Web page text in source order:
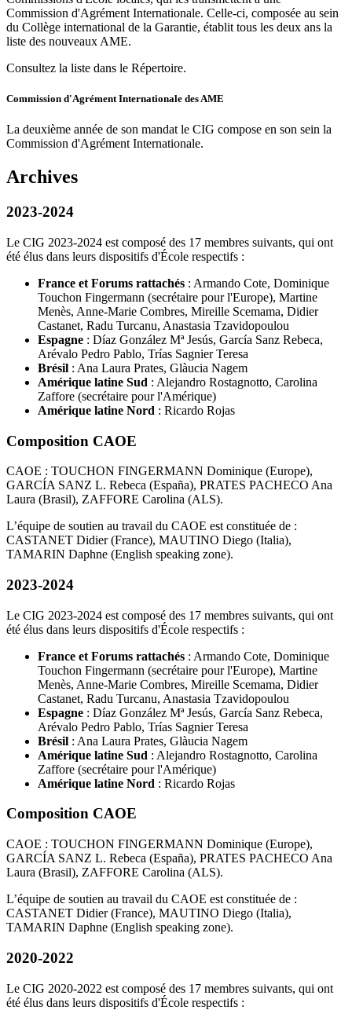
Commission d'Agrément Internationale. Celle-ci, composée au sein
du Collège international de la Garantie, établit tous les deux ans la
liste des nouveaux AME.
Consultez la liste dans le Répertoire.
Commission d'Agrément Internationale des AME
La deuxième année de son mandat le CIG compose en son sein la
Commission d'Agrément Internationale.
Archives
2023-2024
Le CIG 2023-2024 est composé des 17 membres suivants, qui ont
été élus dans leurs dispositifs d'École respectifs :
France et Forums rattachés : Armando Cote, Dominique
Touchon Fingermann (secrétaire pour l'Europe), Martine
Menès, Anne-Marie Combres, Mireille Scemama, Didier
Castanet, Radu Turcanu, Anastasia Tzavidopoulou
Espagne : Díaz González Mª Jesús, García Sanz Rebeca,
Arévalo Pedro Pablo, Trías Sagnier Teresa
Brésil : Ana Laura Prates, Glàucia Nagem
Amérique latine Sud : Alejandro Rostagnotto, Carolina
Zaffore (secrétaire pour l'Amérique)
Amérique latine Nord : Ricardo Rojas
Composition CAOE
CAOE : TOUCHON FINGERMANN Dominique (Europe),
GARCÍA SANZ L. Rebeca (España), PRATES PACHECO Ana
Laura (Brasil), ZAFFORE Carolina (ALS).
L’équipe de soutien au travail du CAOE est constituée de :
CASTANET Didier (France), MAUTINO Diego (Italia),
TAMARIN Daphne (English speaking zone).
2023-2024
Le CIG 2023-2024 est composé des 17 membres suivants, qui ont
été élus dans leurs dispositifs d'École respectifs :
France et Forums rattachés : Armando Cote, Dominique
Touchon Fingermann (secrétaire pour l'Europe), Martine
Menès, Anne-Marie Combres, Mireille Scemama, Didier
Castanet, Radu Turcanu, Anastasia Tzavidopoulou
Espagne : Díaz González Mª Jesús, García Sanz Rebeca,
Arévalo Pedro Pablo, Trías Sagnier Teresa
Brésil : Ana Laura Prates, Glàucia Nagem
Amérique latine Sud : Alejandro Rostagnotto, Carolina
Zaffore (secrétaire pour l'Amérique)
Amérique latine Nord : Ricardo Rojas
Composition CAOE
CAOE : TOUCHON FINGERMANN Dominique (Europe),
GARCÍA SANZ L. Rebeca (España), PRATES PACHECO Ana
Laura (Brasil), ZAFFORE Carolina (ALS).
L’équipe de soutien au travail du CAOE est constituée de :
CASTANET Didier (France), MAUTINO Diego (Italia),
TAMARIN Daphne (English speaking zone).
2020-2022
Le CIG 2020-2022 est composé des 17 membres suivants, qui ont
été élus dans leurs dispositifs d'École respectifs :